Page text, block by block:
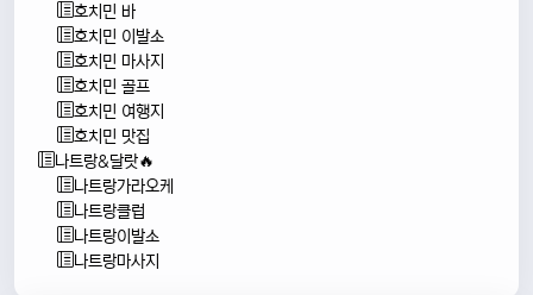
호치민 바
호치민 이발소
호치민 마사지
호치민 골프
호치민 여행지
호치민 맛집
나트랑&달랏🔥
나트랑가라오케
나트랑클럽
나트랑이발소
나트랑마사지